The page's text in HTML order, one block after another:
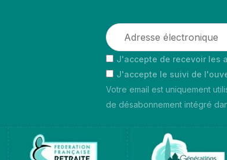
J'accepte de recevoir les
J'accepte le suivi de
Votre email est uniquement
de désabonnement intégré